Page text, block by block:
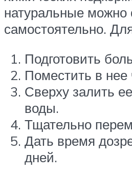
натуральные можно
самостоятельно.
Подготовить
Поместить в нее
Сверху залить
воды.
Тщательно
Дать время
дней.